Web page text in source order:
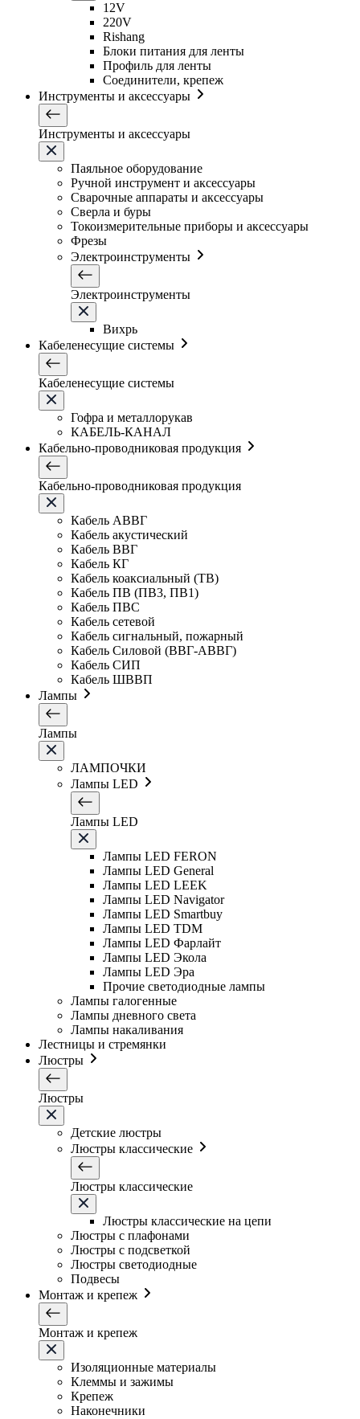
12V
220V
Rishang
Блоки питания для ленты
Профиль для ленты
Соединители, крепеж
Инструменты и аксессуары
Инструменты и аксессуары
Паяльное оборудование
Ручной инструмент и аксессуары
Сварочные аппараты и аксессуары
Сверла и буры
Токоизмерительные приборы и аксессуары
Фрезы
Электроинструменты
Электроинструменты
Вихрь
Кабеленесущие системы
Кабеленесущие системы
Гофра и металлорукав
КАБЕЛЬ-КАНАЛ
Кабельно-проводниковая продукция
Кабельно-проводниковая продукция
Кабель АВВГ
Кабель акустический
Кабель ВВГ
Кабель КГ
Кабель коаксиальный (ТВ)
Кабель ПВ (ПВ3, ПВ1)
Кабель ПВС
Кабель сетевой
Кабель сигнальный, пожарный
Кабель Силовой (ВВГ-АВВГ)
Кабель СИП
Кабель ШВВП
Лампы
Лампы
ЛАМПОЧКИ
Лампы LED
Лампы LED
Лампы LED FERON
Лампы LED General
Лампы LED LEEK
Лампы LED Navigator
Лампы LED Smartbuy
Лампы LED TDM
Лампы LED Фарлайт
Лампы LED Экола
Лампы LED Эра
Прочие светодиодные лампы
Лампы галогенные
Лампы дневного света
Лампы накаливания
Лестницы и стремянки
Люстры
Люстры
Детские люстры
Люстры классические
Люстры классические
Люстры классические на цепи
Люстры с плафонами
Люстры с подсветкой
Люстры светодиодные
Подвесы
Монтаж и крепеж
Монтаж и крепеж
Изоляционные материалы
Клеммы и зажимы
Крепеж
Наконечники